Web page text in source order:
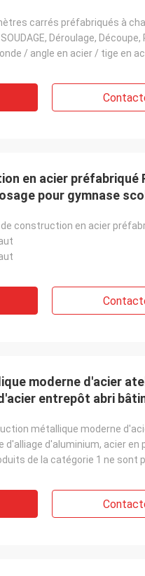
chose que nous
vous »
Déroulage, Découpe,
/ angle en acier / tige en
en acier préfabriqué
pour gymnase
moderne d'acier
entrepôt abri
d'alliage d'aluminium, acier en